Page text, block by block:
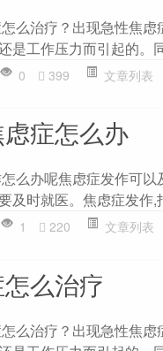
么治疗？出现急性焦
是工作压力而引起的。
0 399 文章列表
症怎么办
么办呢焦虑症发作可
及时就医。焦虑症发作,
1 220 文章列表
么治疗
么治疗？出现急性焦